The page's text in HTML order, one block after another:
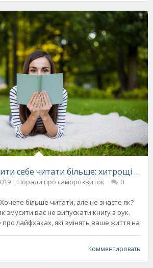
себе читати більше: хитрощі та
Поради про саморозвиток 0
більше читати, але не знаєте як?
змусити вас не випускати книгу з рук.
про лайфхаках, які змінять ваше життя на
Комментировать